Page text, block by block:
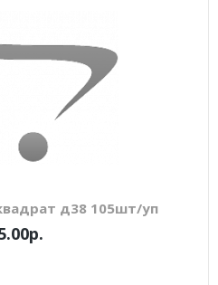
д38 105шт/уп